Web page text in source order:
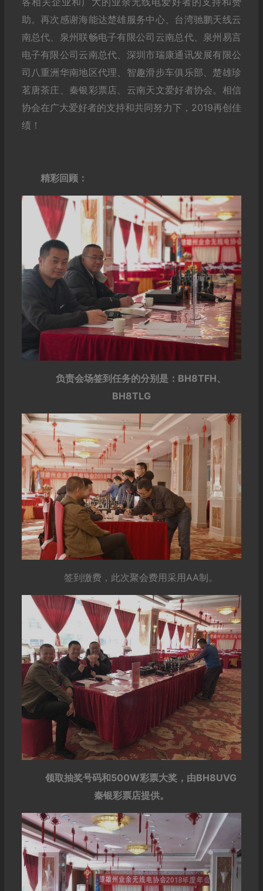
助。再次感谢海能达楚雄服务中心、台湾驰鹏天线云
南总代、泉州联畅电子有限公司云南总代、泉州易言
电子有限公司云南总代、深圳市瑞康通讯发展有限公
司八重洲华南地区代理、智趣滑步车俱乐部、楚雄珍
茗唐茶庄、秦银彩票店、云南天文爱好者协会。相信
协会在广大爱好者的支持和共同努力下，2019再创佳
绩！
精彩回顾：
负责会场签到任务的分别是：BH8TFH、
BH8TLG
签到缴费，此次聚会费用采用AA制。
领取抽奖号码和500W彩票大奖，由BH8UVG
秦银彩票店提供。